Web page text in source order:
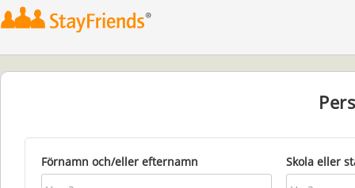
Förnamn och/eller efternamn Skola eller